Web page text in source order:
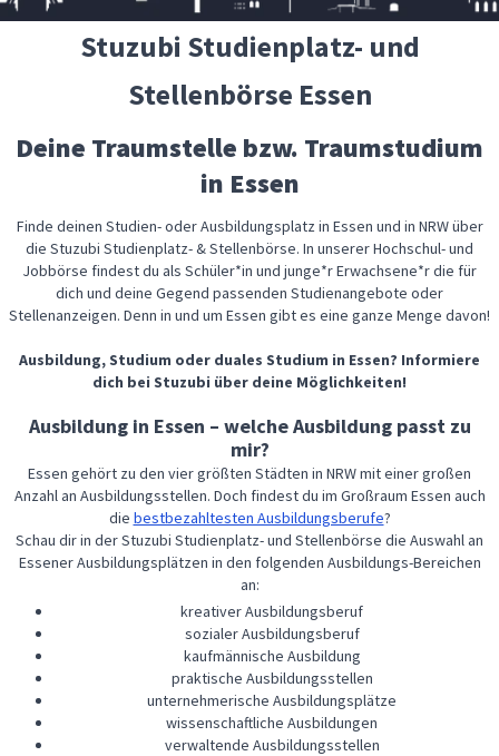
Stuzubi Studienplatz- und
Stellenbörse Essen
Deine Traumstelle bzw. Traumstudium
in Essen
Finde deinen Studien- oder Ausbildungsplatz in Essen und in NRW über
die Stuzubi Studienplatz- & Stellenbörse. In unserer Hochschul- und
Jobbörse findest du als Schüler*in und junge*r Erwachsene*r die für
dich und deine Gegend passenden Studienangebote oder
Stellenanzeigen. Denn in und um Essen gibt es eine ganze Menge davon!
Ausbildung, Studium oder duales Studium in Essen? Informiere
dich bei Stuzubi über deine Möglichkeiten!
Ausbildung in Essen – welche Ausbildung passt zu
mir?
Essen gehört zu den vier größten Städten in NRW mit einer großen
Anzahl an Ausbildungsstellen. Doch findest du im Großraum Essen auch
die bestbezahltesten Ausbildungsberufe?
Schau dir in der Stuzubi Studienplatz- und Stellenbörse die Auswahl an
Essener Ausbildungsplätzen in den folgenden Ausbildungs-Bereichen
an:
kreativer Ausbildungsberuf
sozialer Ausbildungsberuf
kaufmännische Ausbildung
praktische Ausbildungsstellen
unternehmerische Ausbildungsplätze
wissenschaftliche Ausbildungen
verwaltende Ausbildungsstellen